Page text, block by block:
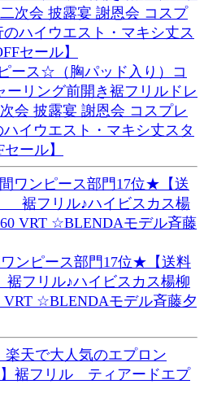
ース☆（胸パッド入り）コ
ーリング前開き裾フリルドレ
会 披露宴 謝恩会 コスプレ
イウエスト・マキシ丈スタ
ール】
ンピース部門17位★【送料
フリル♪ハイビスカス楊柳
☆BLENDAモデル斉藤夕